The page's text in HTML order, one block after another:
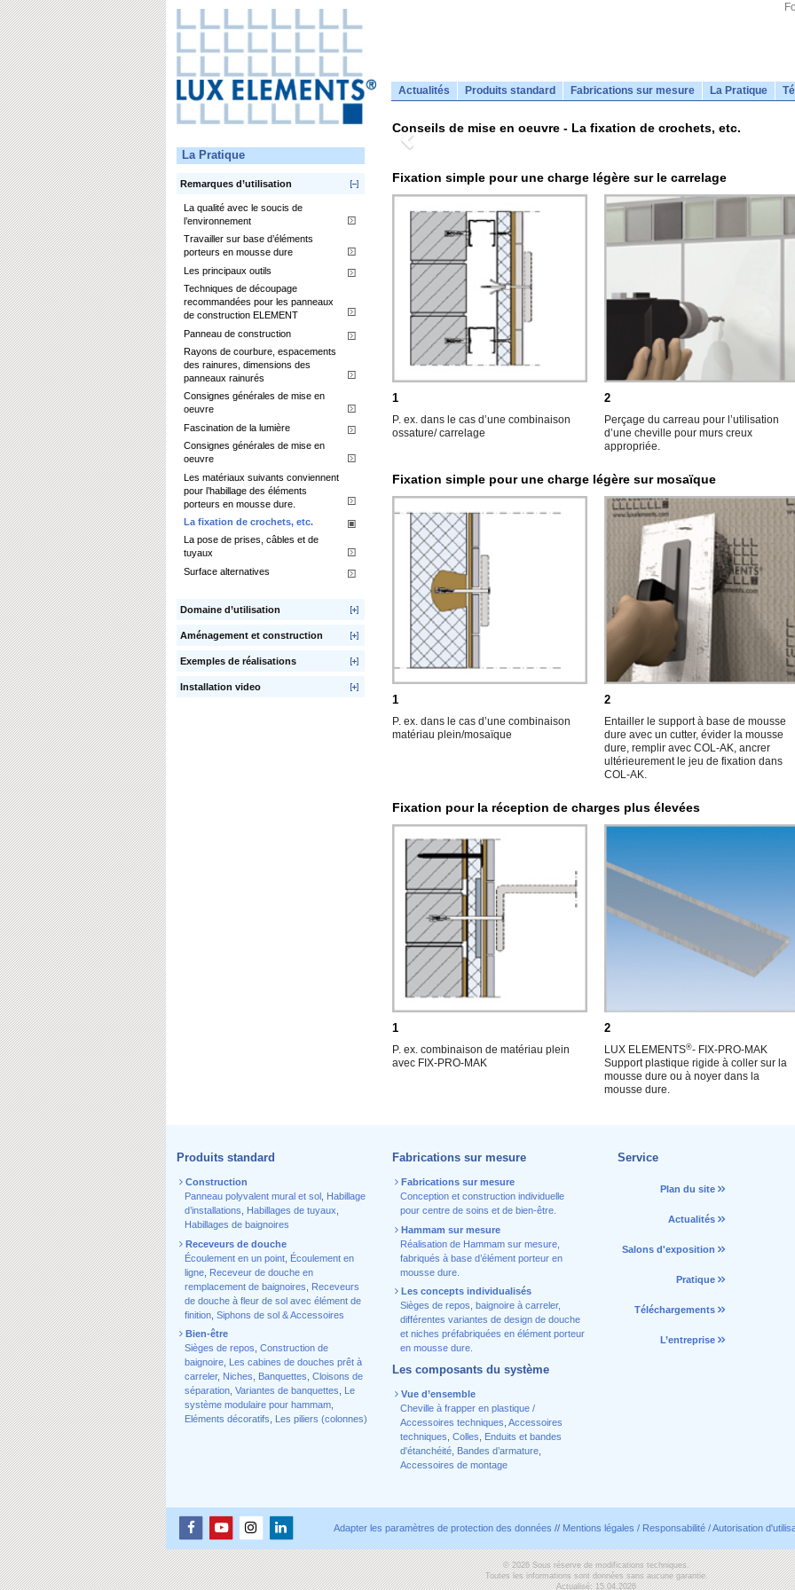
Actualités Produits standard Fabrications sur mesure La Pratique
La Pratique
Remarques d’utilisation
La qualité avec le soucis de
l’environnement
Travailler sur base d’éléments
porteurs en mousse dure
Les principaux outils
Techniques de découpage
recommandées pour les panneaux
de construction ELEMENT
Panneau de construction
Rayons de courbure, espacements
des rainures, dimensions des
panneaux rainurés
Consignes générales de mise en
oeuvre
Fascination de la lumière
Consignes générales de mise en
oeuvre
Les matériaux suivants conviennent
pour l’habillage des éléments
porteurs en mousse dure.
La fixation de crochets, etc.
La pose de prises, câbles et de
tuyaux
Surface alternatives
Domaine d’utilisation
Aménagement et construction
Exemples de réalisations
Installation video
Conseils de mise en oeuvre - La fixation de crochets, etc.
Fixation simple pour une charge légère sur le carrelage
1
P. ex. dans le cas d’une combinaison
ossature/ carrelage
2
Perçage du carreau pour l’utilisation
d’une cheville pour murs creux
appropriée.
Fixation simple pour une charge légère sur mosaïque
1
P. ex. dans le cas d’une combinaison
matériau plein/mosaïque
2
Entailler le support à base de mousse
dure avec un cutter, évider la mousse
dure, remplir avec COL-AK, ancrer
ultérieurement le jeu de fixation dans
COL-AK.
Fixation pour la réception de charges plus élevées
1
P. ex. combinaison de matériau plein
avec FIX-PRO-MAK
2
LUX ELEMENTS®- FIX-PRO-MAK
Support plastique rigide à coller sur la
mousse dure ou à noyer dans la
mousse dure.
Produits standard
Construction
Panneau polyvalent mural et sol Habillage
d’installations
Habillages de tuyaux
Habillages de baignoires
Receveurs de douche
Écoulement en un point Écoulement en
ligne Receveur de douche en
remplacement de baignoires
Receveurs
de douche à fleur de sol avec élément de
finition Siphons de sol & Accessoires
Bien-être
Sièges de repos Construction de
baignoire
Les cabines de douches prêt à
carreler, Niches Banquettes Cloisons de
séparation Variantes de banquettes
Le
système modulaire pour hammam
Eléments décoratifs
Les piliers (colonnes)
Fabrications sur mesure
Fabrications sur mesure
Conception et construction individuelle
pour centre de soins et de bien-être.
Hammam sur mesure
Réalisation de Hammam sur mesure,
fabriqués à base d’élément porteur en
mousse dure.
Les concepts individualisés
Sièges de repos, baignoire à carreler,
différentes variantes de design de douche
et niches préfabriquées en élément porteur
en mousse dure.
Les composants du système
Vue d’ensemble
Cheville à frapper en plastique /
Accessoires techniques Accessoires
techniques Colles
Enduits et bandes
d'étanchéité, Bandes d’armature,
Accessoires de montage
Service
Plan du site
Actualités
Salons d'exposition
Pratique
Téléchargements
L’entreprise
Adapter les paramètres de protection des données // Mentions légales / Responsabilité / Autorisation
© 2026 Sous réserve de modifications techniques.
Toutes les informations sont données sans aucune garantie.
Actualisé: 15.04.2026